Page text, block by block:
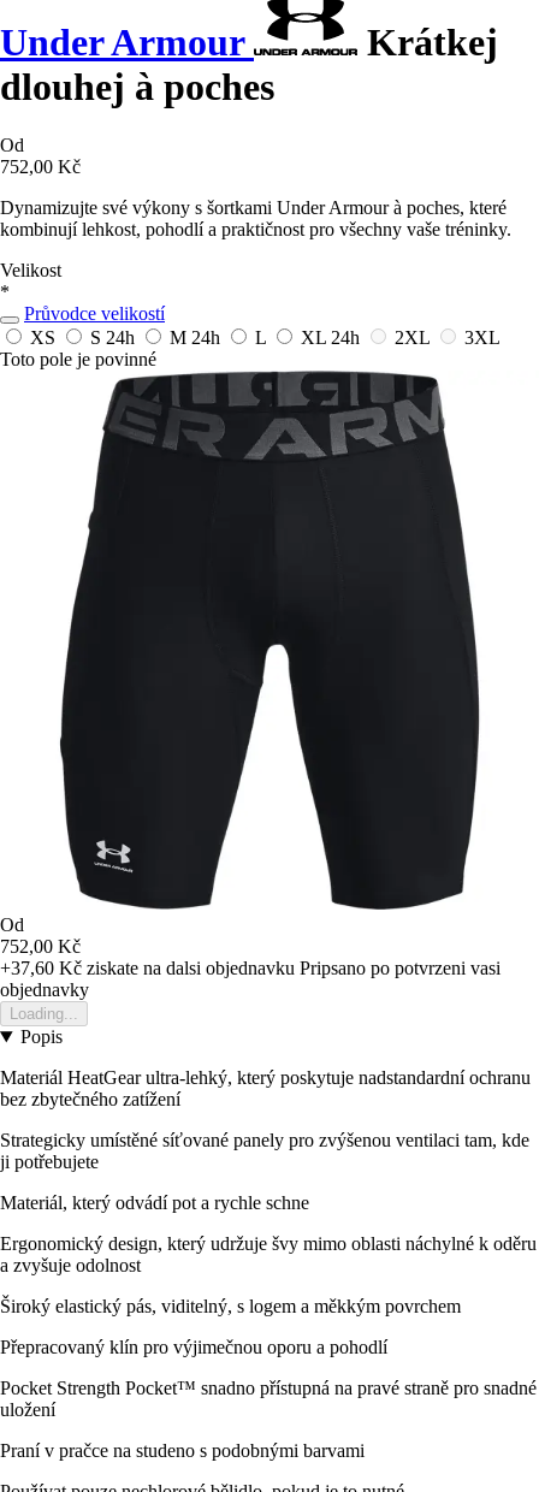
Under Armour
Krátkej
dlouhej à poches
Od
752,00 Kč
Dynamizujte své výkony s šortkami Under Armour à poches, které
kombinují lehkost, pohodlí a praktičnost pro všechny vaše tréninky.
Velikost
*
Průvodce velikostí
XS
S 24h M 24h L XL 24h 2XL
3XL
Toto pole je povinné
Od
752,00 Kč
+37,60 Kč ziskate na dalsi objednavku Pripsano po potvrzeni vasi
objednavky
Loading...
Popis
Materiál HeatGear ultra-lehký, který poskytuje nadstandardní ochranu
bez zbytečného zatížení
Strategicky umístěné síťované panely pro zvýšenou ventilaci tam, kde
ji potřebujete
Materiál, který odvádí pot a rychle schne
Ergonomický design, který udržuje švy mimo oblasti náchylné k oděru
a zvyšuje odolnost
Široký elastický pás, viditelný, s logem a měkkým povrchem
Přepracovaný klín pro výjimečnou oporu a pohodlí
Pocket Strength Pocket™ snadno přístupná na pravé straně pro snadné
uložení
Praní v pračce na studeno s podobnými barvami